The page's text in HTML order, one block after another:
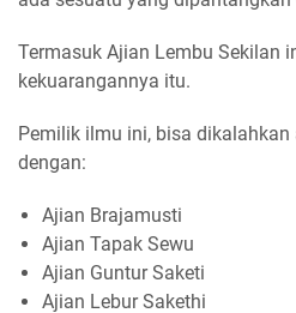
Termasuk Ajian Lembu Sekilan
kekuarangannya itu.
Pemilik ilmu ini, bisa
dengan:
Ajian Brajamusti
Ajian Tapak Sewu
Ajian Guntur Saketi
Ajian Lebur Sakethi